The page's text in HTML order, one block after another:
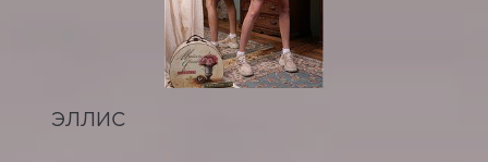
ЭЛЛИС